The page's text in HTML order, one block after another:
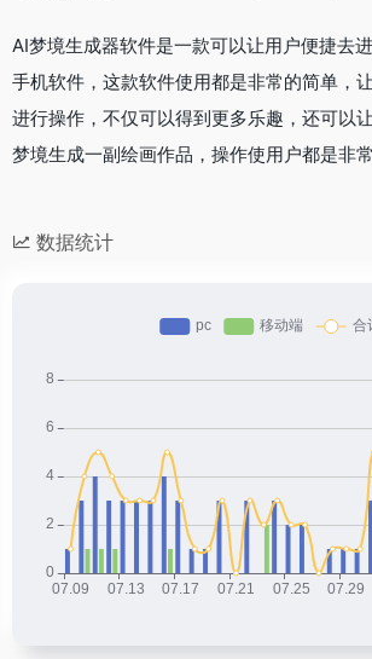
AI梦境生成器软件是一款可以让用户便捷去
手机软件，这款软件使用都是非常的简单，
进行操作，不仅可以得到更多乐趣，还可以
梦境生成一副绘画作品，操作使用户都是非常
数据统计